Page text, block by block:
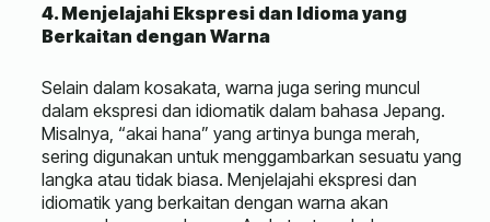
4. Menjelajahi Ekspresi dan Idioma yang
Berkaitan dengan Warna
Selain dalam kosakata, warna juga sering muncul
dalam ekspresi dan idiomatik dalam bahasa Jepang.
Misalnya, “akai hana” yang artinya bunga merah,
sering digunakan untuk menggambarkan sesuatu yang
langka atau tidak biasa. Menjelajahi ekspresi dan
idiomatik yang berkaitan dengan warna akan